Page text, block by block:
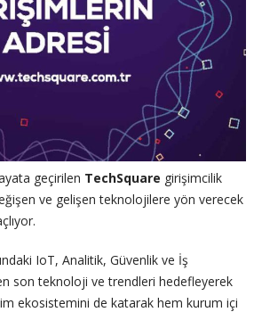
geçirilen TechSquare girişimcilik
ve gelişen teknolojilere yön verecek
IoT, Analitik, Güvenlik ve İş
son teknoloji ve trendleri hedefleyerek
ekosistemini de katarak hem kurum içi